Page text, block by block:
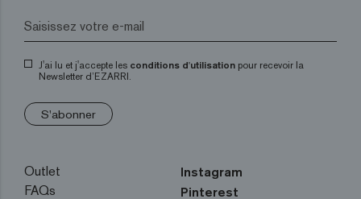
J'ai lu et j'accepte les conditions d'utilisation pour recevoir la
Newsletter d’EZARRI.
S'abonner
Outlet
FAQs
Instagram
Pinterest